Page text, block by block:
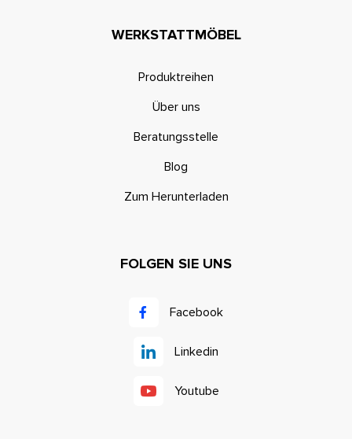
WERKSTATTMÖBEL
Produktreihen
Über uns
Beratungsstelle
Blog
Zum Herunterladen
FOLGEN SIE UNS
Facebook
Linkedin
Youtube